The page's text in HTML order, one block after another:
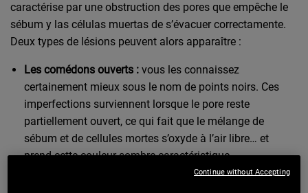
caractérise par une obstruction des pores que empêche le
sébum y las células muertas de s’évacuer correctamente.
Deux types de lésions peuvent alors apparaître :
Les comédons ouverts : vous les connaissez
certainement mieux sous le nom de points noirs. Ces
imperfections surviennent lorsque le pore reste
partiellement ouvert, ce qui fait que le mélange de
sébum et de cellules mortes s’oxyde à l’air libre… et
prend cette couleur sombre caractéristique.
aussi qualifiés de microkystes,
Continue without Accepting